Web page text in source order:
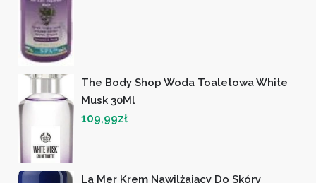
The Body Shop Woda Toaletowa White
Musk 30Ml
109,99zł
La Mer Krem Nawilżający Do Skóry